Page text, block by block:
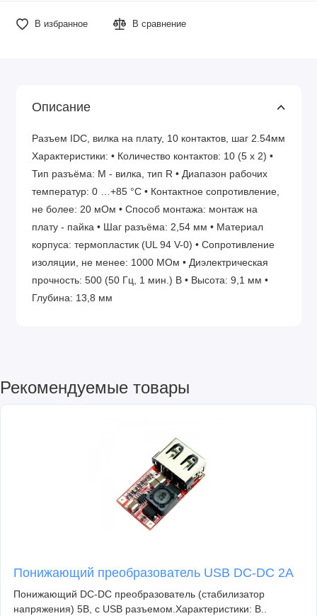
В избранное В сравнение
Описание
Разъем IDC, вилка на плату, 10 контактов, шаг 2.54мм
Характеристики: • Количество контактов: 10 (5 x 2) •
Тип разъёма: М - вилка, тип R • Диапазон рабочих
температур: 0 …+85 °С • Контактное сопротивление,
не более: 20 мОм • Способ монтажа: монтаж на
плату - пайка • Шаг разъёма: 2,54 мм • Материал
корпуса: термопластик (UL 94 V-0) • Сопротивление
изоляции, не менее: 1000 МОм • Диэлектрическая
прочность: 500 (50 Гц, 1 мин.) В • Высота: 9,1 мм •
Глубина: 13,8 мм
Рекомендуемые товары
Понижающий преобразователь USB DC-DC 2A
Понижающий DC-DC преобразователь (стабилизатор
напряжения) 5В, с USB разъемом.Характеристики: В..